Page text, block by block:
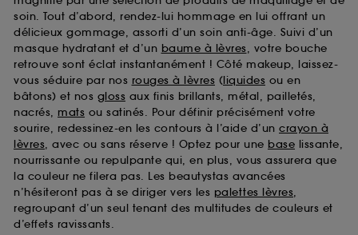
soin. Tout d’abord, rendez-lui hommage en lui offrant un
délicieux gommage, assorti d’un soin anti-âge. Suivi d’un
masque hydratant et d’un baume à lèvres, votre bouche
retrouve sont éclat instantanément ! Côté makeup, laissez-
vous séduire par nos rouges à lèvres (liquides ou en
bâtons) et nos gloss aux finis brillants, métal, pailletés,
nacrés, mats ou satinés. Pour définir précisément votre
sourire, redessinez-en les contours à l’aide d’un crayon à
lèvres, avec ou sans réserve ! Optez pour une base lissante,
nourrissante ou repulpante qui, en plus, vous assurera que
la couleur ne filera pas. Les beautystas avancées
n’hésiteront pas à se diriger vers les palettes lèvres,
regroupant d’un seul tenant des multitudes de couleurs et
d’effets ravissants.
passe.
A l'exception des cookies techniques, le dépôt et la
lecture de ces traceurs requiert votre accord. Vous
pouvez personnaliser vos choix concernant le dépôt
de ces cookies grâce au bouton "personnaliser mes
choix" ci-dessous ou décider de "tout accepter".
Sephora pourra associer les informations de
navigation collectées par ces Cookies, pour les
finalités acceptées, avec les données personnelles
collectées ou générées lors de votre activité en ligne
ou en magasin. Pour refuser tous les cookies, cliques
sur "continuer sans accepter". Voous pouvez à tout
moment choisir de retirer votrte consentement. Si vous